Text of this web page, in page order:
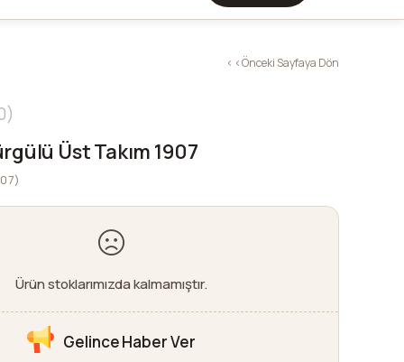
< < Önceki Sayfaya Dön
Üst Takım 1907
Ürün stoklarımızda kalmamıştır.
Gelince Haber Ver